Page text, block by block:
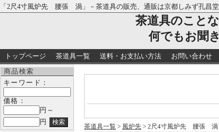
「2尺4寸風炉先 腰張 渦」－茶道具の販売、通販は京都しみず孔昌
茶道具のこと
何でもお聞
トップページ 茶道具一覧 送料・お支払い方法 お問い合わせ
商品検索
キーワード：
価格：
円～
円
茶道具一覧 > 風炉先 > 2尺4寸風炉先 腰張 渦